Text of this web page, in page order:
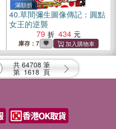
滿額折
40.草間彌生圖像傳記：圓點
女王的逆襲
79
434
庫存：7
共 64708 筆
第 1618 頁